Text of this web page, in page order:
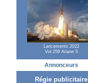
Lancements 2022
Vol 259 Ariane 5
Annonceurs
Régie publicitaire